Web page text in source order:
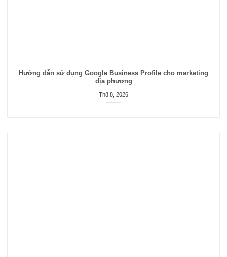
Hướng dẫn sử dụng Google Business Profile cho marketing
địa phương
Th8 8, 2026